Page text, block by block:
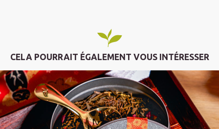
CELA POURRAIT ÉGALEMENT VOUS INTÉRESSER